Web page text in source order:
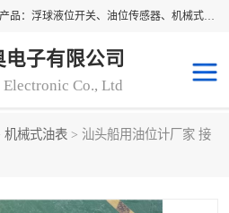
东莞市柏奥电子有限公司主要经营产品：浮球液位开关、油位传感器、机械式油表、浮球液位计、水位控制浮球阀、料位开关，水流开关、油水位控制配套仪表等。柏奥电子，您可信赖的合作伙伴
子有限公司
Co., Ltd
机械式油表 > 汕头船用油位计厂家 接
水流开关